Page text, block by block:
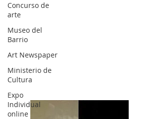
Concurso de
arte
Museo del
Barrio
Art Newspaper
Ministerio de
Cultura
Expo
Individual
online